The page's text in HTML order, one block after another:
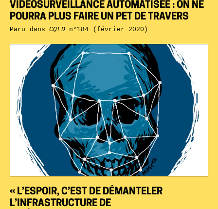
« L’ESPOIR, C’EST DE DÉMANTELER
L’INFRASTRUCTURE DE
VIDÉOSURVEILLANCE AUTOMATISÉE : ON NE
POURRA PLUS FAIRE UN PET DE TRAVERS
Paru dansCQFDn°184 (février 2020)